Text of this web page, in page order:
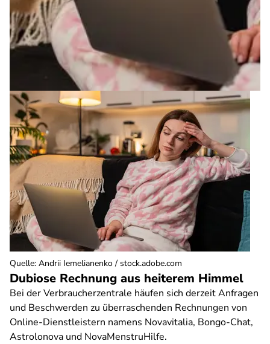
Dubiose Rechnung aus heiterem Himmel
Bei der Verbraucherzentrale häufen sich derzeit Anfragen
und Beschwerden zu überraschenden Rechnungen von
Online-Dienstleistern namens Novavitalia, Bongo-Chat,
Astrolonova und NovaMenstruHilfe.
Quelle: Andrii Iemelianenko / stock.adobe.com